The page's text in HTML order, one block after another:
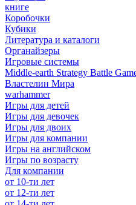
книге
Коробочки
Кубики
Литература и каталоги
Органайзеры
Игровые системы
Middle-earth Strategy Battle
Властелин Мира
warhammer
Игры для детей
Игры для девочек
Игры для двоих
Игры для компании
Игры на английском
Игры по возрасту
Для компании
от 10-ти лет
от 12-ти лет